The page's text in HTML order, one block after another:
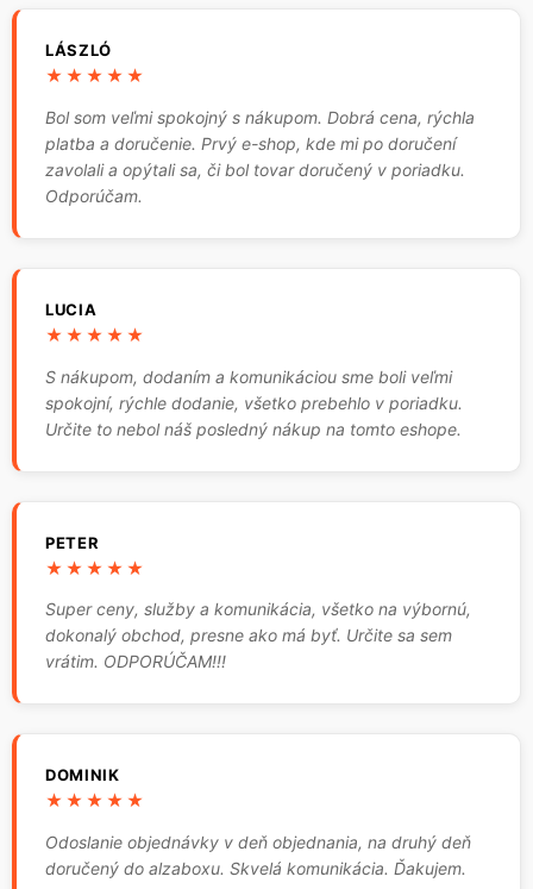
LÁSZLÓ
★★★★★
Bol som veľmi spokojný s nákupom. Dobrá cena, rýchla
platba a doručenie. Prvý e-shop, kde mi po doručení
zavolali a opýtali sa, či bol tovar doručený v poriadku.
Odporúčam.
LUCIA
★★★★★
S nákupom, dodaním a komunikáciou sme boli veľmi
spokojní, rýchle dodanie, všetko prebehlo v poriadku.
Určite to nebol náš posledný nákup na tomto eshope.
PETER
★★★★★
Super ceny, služby a komunikácia, všetko na výbornú,
dokonalý obchod, presne ako má byť. Určite sa sem
vrátim. ODPORÚČAM!!!
DOMINIK
★★★★★
Odoslanie objednávky v deň objednania, na druhý deň
doručený do alzaboxu. Skvelá komunikácia. Ďakujem.